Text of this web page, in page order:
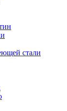
стали